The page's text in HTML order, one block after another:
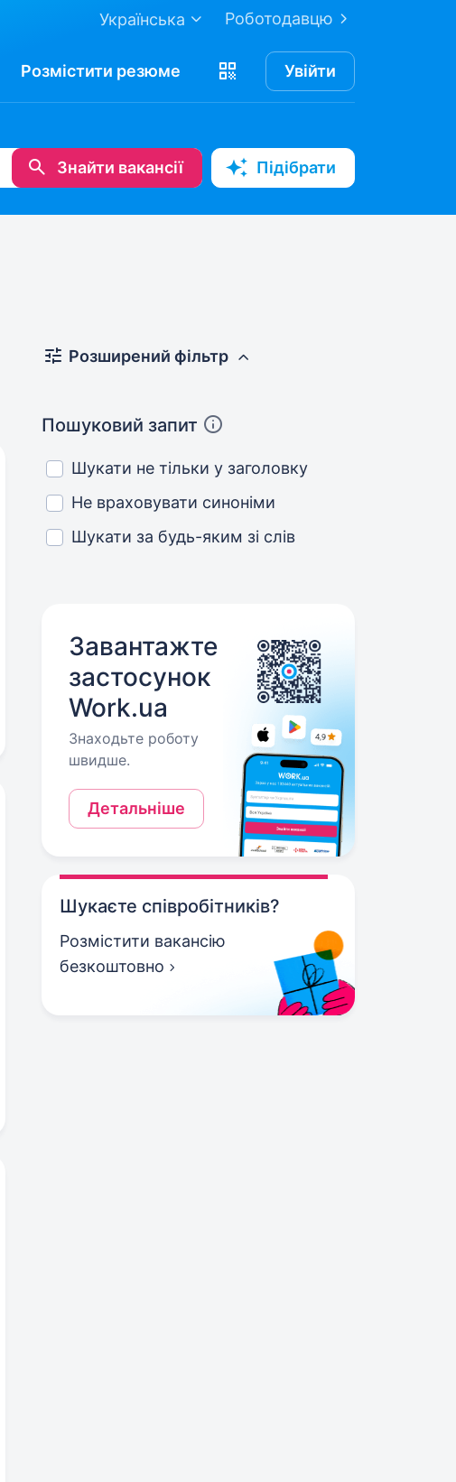
Роботодавцю
Українська
Розмістити резюме Увійти
Знайти вакансії Підібрати
Розширений фільтр
Пошуковий запит
Шукати не тільки у заголовку
Не враховувати синоніми
Шукати за будь-яким зі слів
Завантажте
застосунок
Work.ua
Знаходьте роботу
швидше.
Детальніше
Шукаєте співробітників?
Розмістити вакансію
безкоштовно